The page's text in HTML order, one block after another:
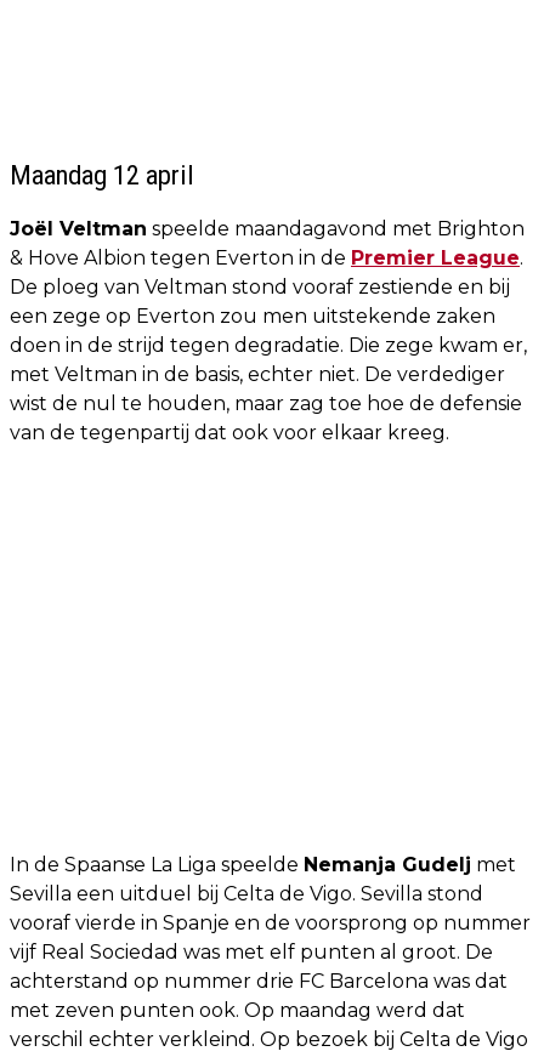
Maandag 12 april
Joël Veltman speelde maandagavond met Brighton
& Hove Albion tegen Everton in de Premier League.
De ploeg van Veltman stond vooraf zestiende en bij
een zege op Everton zou men uitstekende zaken
doen in de strijd tegen degradatie. Die zege kwam er,
met Veltman in de basis, echter niet. De verdediger
wist de nul te houden, maar zag toe hoe de defensie
van de tegenpartij dat ook voor elkaar kreeg.
In de Spaanse La Liga speelde Nemanja Gudelj met
Sevilla een uitduel bij Celta de Vigo. Sevilla stond
vooraf vierde in Spanje en de voorsprong op nummer
vijf Real Sociedad was met elf punten al groot. De
achterstand op nummer drie FC Barcelona was dat
met zeven punten ook. Op maandag werd dat
verschil echter verkleind. Op bezoek bij Celta de Vigo